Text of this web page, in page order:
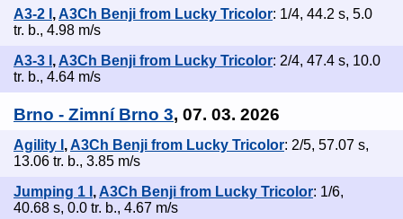
A3-2 I ,A3Ch Benji from Lucky Tricolor: 1/4, 44.2 s, 5.0
tr. b., 4.98 m/s
A3-3 I , A3Ch Benji from Lucky Tricolor: 2/4, 47.4 s, 10.0
tr. b., 4.64 m/s
Brno - Zimní Brno 3, 07. 03. 2026
Agility I ,A3Ch Benji from Lucky Tricolor: 2/5, 57.07 s,
13.06 tr. b., 3.85 m/s
Jumping 1 I , A3Ch Benji from Lucky Tricolor: 1/6,
40.68 s, 0.0 tr. b., 4.67 m/s